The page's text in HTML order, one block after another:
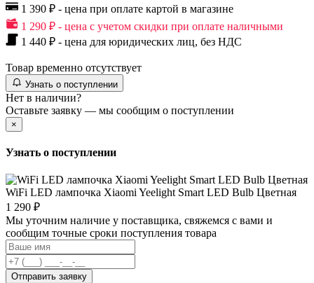
1 390 ₽ - цена при оплате картой в магазине
1 290 ₽ - цена с учетом скидки при оплате наличными
1 440 ₽ - цена для юридических лиц, без НДС
Товар временно отсутствует
Узнать о поступлении
Нет в наличии?
Оставьте заявку — мы сообщим о поступлении
×
Узнать о поступлении
WiFi LED лампочка Xiaomi Yeelight Smart LED Bulb Цветная
1 290 ₽
Мы уточним наличие у поставщика, свяжемся с вами и
сообщим точные сроки поступления товара
Отправить заявку